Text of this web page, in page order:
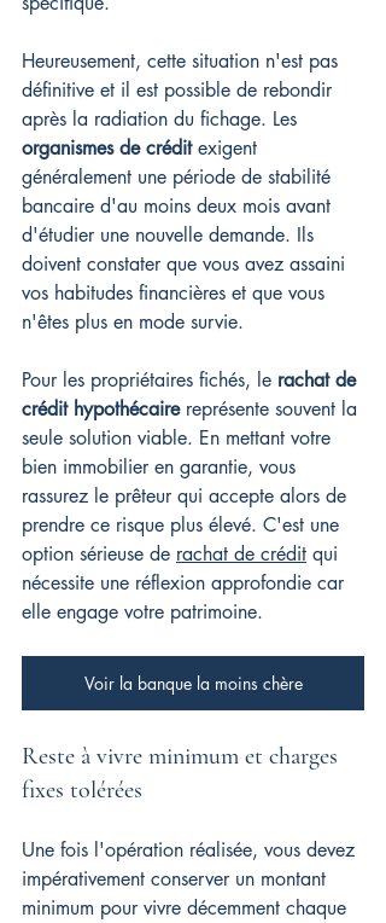
Heureusement, cette situation n'est pas
définitive et il est possible de rebondir
après la radiation du fichage. Les
organismes de crédit exigent
généralement une période de stabilité
bancaire d'au moins deux mois avant
d'étudier une nouvelle demande. Ils
doivent constater que vous avez assaini
vos habitudes financières et que vous
n'êtes plus en mode survie.
Pour les propriétaires fichés, le rachat de
crédit hypothécaire représente souvent la
seule solution viable. En mettant votre
bien immobilier en garantie, vous
rassurez le prêteur qui accepte alors de
prendre ce risque plus élevé. C'est une
option sérieuse de rachat de crédit qui
nécessite une réflexion approfondie car
elle engage votre patrimoine.
Voir la banque la moins chère
Reste à vivre minimum et charges
fixes tolérées
Une fois l'opération réalisée, vous devez
impérativement conserver un montant
minimum pour vivre décemment chaque